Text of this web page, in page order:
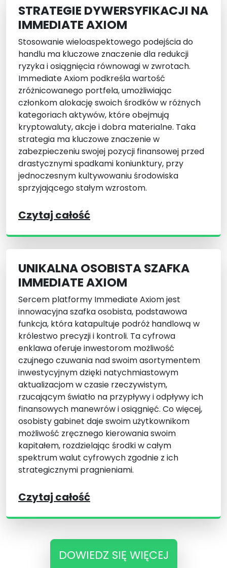
STRATEGIE DYWERSYFIKACJI NA
IMMEDIATE AXIOM
Stosowanie wieloaspektowego podejścia do
handlu ma kluczowe znaczenie dla redukcji
ryzyka i osiągnięcia równowagi w zwrotach.
Immediate Axiom podkreśla wartość
zróżnicowanego portfela, umożliwiając
członkom alokację swoich środków w różnych
kategoriach aktywów, które obejmują
kryptowaluty, akcje i dobra materialne. Taka
strategia ma kluczowe znaczenie w
zabezpieczeniu swojej pozycji finansowej przed
drastycznymi spadkami koniunktury, przy
jednoczesnym kultywowaniu środowiska
sprzyjającego stałym wzrostom.
Czytaj całość
UNIKALNA OSOBISTA SZAFKA
IMMEDIATE AXIOM
Sercem platformy Immediate Axiom jest
innowacyjna szafka osobista, podstawowa
funkcja, która katapultuje podróż handlową w
królestwo precyzji i kontroli. Ta cyfrowa
enklawa oferuje inwestorom możliwość
czujnego czuwania nad swoim asortymentem
inwestycyjnym dzięki natychmiastowym
aktualizacjom w czasie rzeczywistym,
rzucającym światło na przypływy i odpływy ich
finansowych manewrów i osiągnięć. Co więcej,
osobisty gabinet daje swoim użytkownikom
możliwość zręcznego kierowania swoim
kapitałem, rozdzielając środki w całym
spektrum walut cyfrowych zgodnie z ich
strategicznymi pragnieniami.
Czytaj całość
DOWIEDZ SIĘ WIĘCEJ